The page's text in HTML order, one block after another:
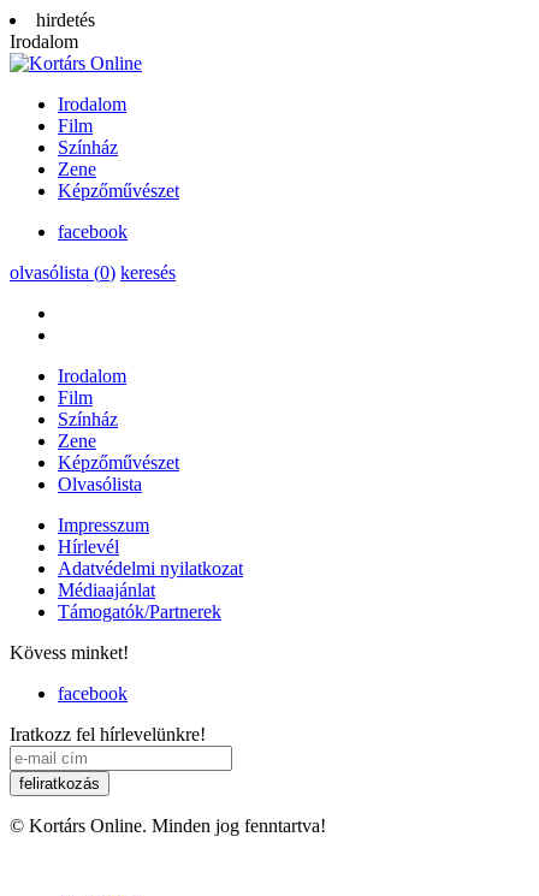
hirdetés
Irodalom
Irodalom
Film
Színház
Zene
Képzőművészet
facebook
olvasólista (0) keresés
Irodalom
Film
Színház
Zene
Képzőművészet
Olvasólista
Impresszum
Hírlevél
Adatvédelmi nyilatkozat
Médiaajánlat
Támogatók/Partnerek
Kövess minket!
facebook
Iratkozz fel hírlevelünkre!
© Kortárs Online. Minden jog fenntartva!